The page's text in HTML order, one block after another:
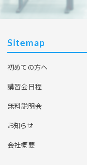
Sitemap
初めての方へ
講習会日程
無料説明会
お知らせ
会社概要